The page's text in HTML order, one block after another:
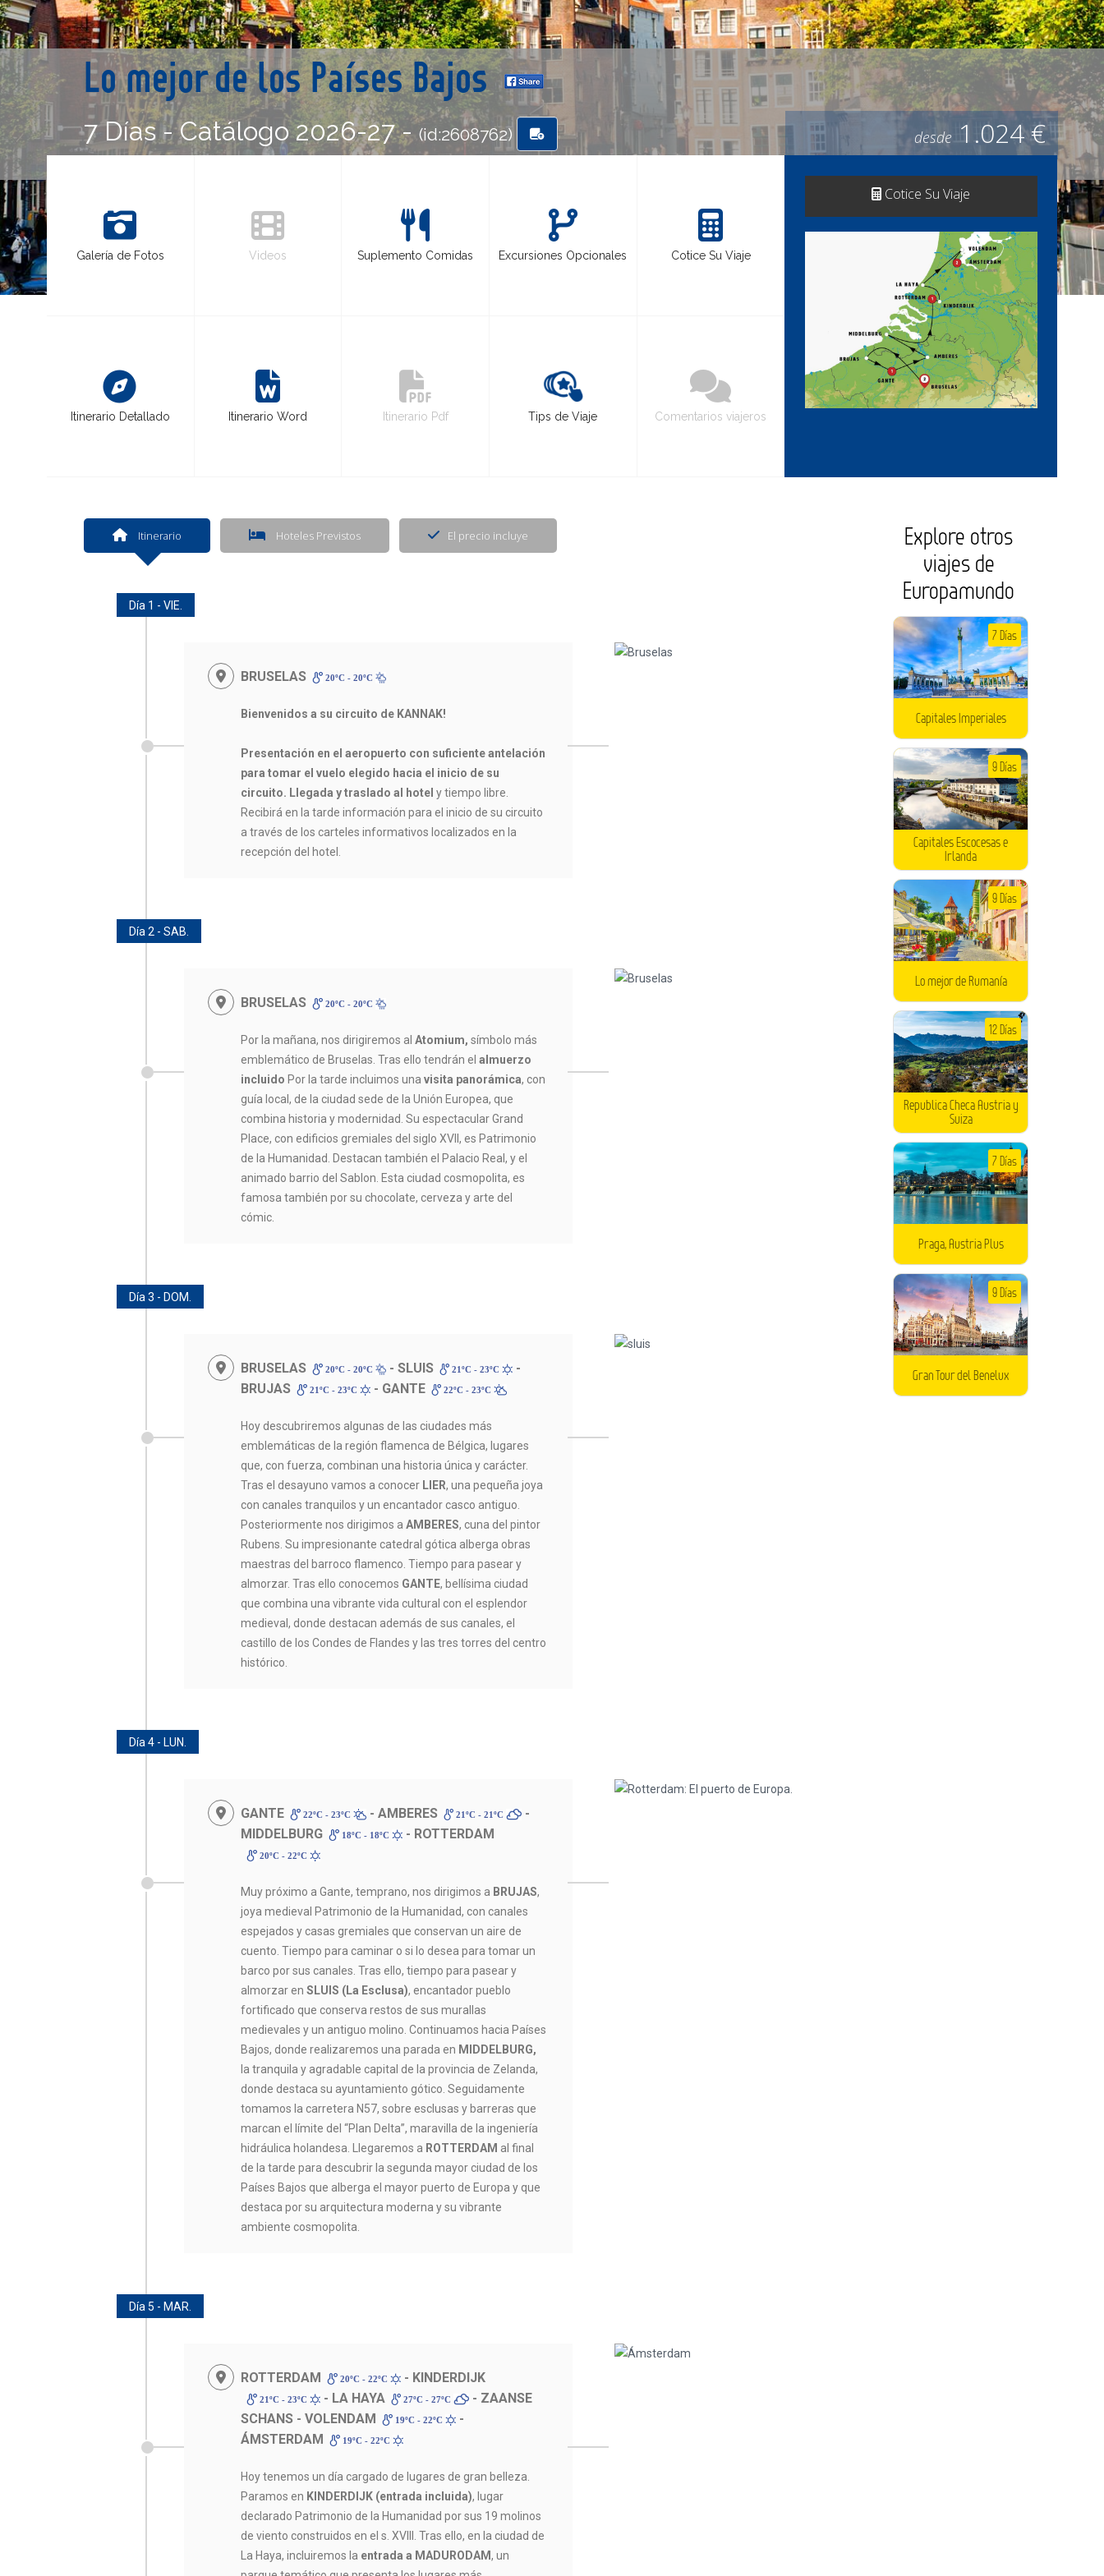
Lo mejor de los Países Bajos
7 Días - Catálogo 2026-27 -(id:2608762)
Galería de Fotos Videos Suplemento Comidas Excursiones Opcionales Cotice Su Viaje
Itinerario Detallado Itinerario Word Itinerario Pdf Tips de Viaje Comentarios viajeros
desde 1.024 €
Cotice Su Viaje
Itinerario Hoteles Previstos El precio incluye
Día 1 - VIE.
BRUSELAS 20ºC - 20ºC
Bienvenidos a su circuito de KANNAK!
Presentación en el aeropuerto con suficiente antelación
para tomar el vuelo elegido hacia el inicio de su
circuito. Llegada y traslado al hotel y tiempo libre.
Recibirá en la tarde información para el inicio de su circuito
a través de los carteles informativos localizados en la
recepción del hotel.
Día 2 - SAB.
BRUSELAS 20ºC - 20ºC
Por la mañana, nos dirigiremos al Atomium, símbolo más
emblemático de Bruselas. Tras ello tendrán elalmuerzo
incluido Por la tarde incluimos unavisita panorámica, con
guía local, de la ciudad sede de la Unión Europea, que
combina historia y modernidad. Su espectacular Grand
Place, con edificios gremiales del siglo XVII, es Patrimonio
de la Humanidad. Destacan también el Palacio Real, y el
animado barrio del Sablon. Esta ciudad cosmopolita, es
famosa también por su chocolate, cerveza y arte del
cómic.
Día 3 - DOM.
BRUSELAS 20ºC - 20ºC - SLUIS 21ºC - 23ºC
-
BRUJAS
21ºC - 23ºC - GANTE 22ºC - 23ºC
Hoy descubriremos algunas de las ciudades más
emblemáticas de la región flamenca de Bélgica, lugares
que, con fuerza, combinan una historia única y carácter.
Tras el desayuno vamos a conocer LIER, una pequeña joya
con canales tranquilos y un encantador casco antiguo.
Posteriormente nos dirigimos aAMBERES, cuna del pintor
Rubens. Su impresionante catedral gótica alberga obras
maestras del barroco flamenco. Tiempo para pasear y
almorzar. Tras ello conocemos GANTE, bellísima ciudad
que combina una vibrante vida cultural con el esplendor
medieval, donde destacan además de sus canales, el
castillo de los Condes de Flandes y las tres torres del centro
histórico.
Día 4 - LUN.
GANTE 22ºC - 23ºC - AMBERES 21ºC - 21ºC
-
MIDDELBURG
18ºC - 18ºC - ROTTERDAM
20ºC - 22ºC
Muy próximo a Gante, temprano, nos dirigimos a BRUJAS,
joya medieval Patrimonio de la Humanidad, con canales
espejados y casas gremiales que conservan un aire de
cuento. Tiempo para caminar o si lo desea para tomar un
barco por sus canales. Tras ello, tiempo para pasear y
almorzar enSLUIS (La Esclusa), encantador pueblo
fortificado que conserva restos de sus murallas
medievales y un antiguo molino. Continuamos hacia Países
Bajos, donde realizaremos una parada en MIDDELBURG,
la tranquila y agradable capital de la provincia de Zelanda,
donde destaca su ayuntamiento gótico. Seguidamente
tomamos la carretera N57, sobre esclusas y barreras que
marcan el límite del “Plan Delta”, maravilla de la ingeniería
hidráulica holandesa. Llegaremos a ROTTERDAM al final
de la tarde para descubrir la segunda mayor ciudad de los
Países Bajos que alberga el mayor puerto de Europa y que
destaca por su arquitectura moderna y su vibrante
ambiente cosmopolita.
Día 5 - MAR.
ROTTERDAM 20ºC - 22ºC - KINDERDIJK
21ºC - 23ºC - LA HAYA 27ºC - 27ºC
- ZAANSE
SCHANS - VOLENDAM
19ºC - 22ºC
-
ÁMSTERDAM
19ºC - 22ºC
Hoy tenemos un día cargado de lugares de gran belleza.
Paramos en KINDERDIJK (entrada incluida), lugar
declarado Patrimonio de la Humanidad por sus 19 molinos
de viento construidos en el s. XVIII. Tras ello, en la ciudad de
La Haya, incluiremos la entrada a MADURODAM, un
Explore otros
viajes de
Europamundo
Capitales Imperiales
7 Días
Capitales Escocesas e
Irlanda
9 Días
Lo mejor de Rumanía
9 Días
Republica Checa Austria y
Suiza
12 Días
Praga, Austria Plus
7 Días
Gran Tour del Benelux
9 Días